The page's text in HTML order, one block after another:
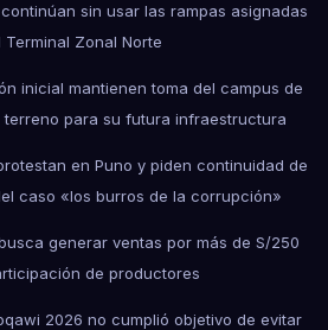
sin usar las rampas asignadas
Terminal Zonal Norte
inicial mantienen toma del campus de
terreno para su futura infraestructura
en Puno y piden continuidad de
caso «los burros de la corrupción»
generar ventas por más de S/250
de productores
2026 no cumplió objetivo de evitar